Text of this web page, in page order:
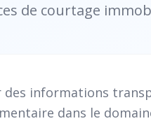
de courtage
informations
dans le